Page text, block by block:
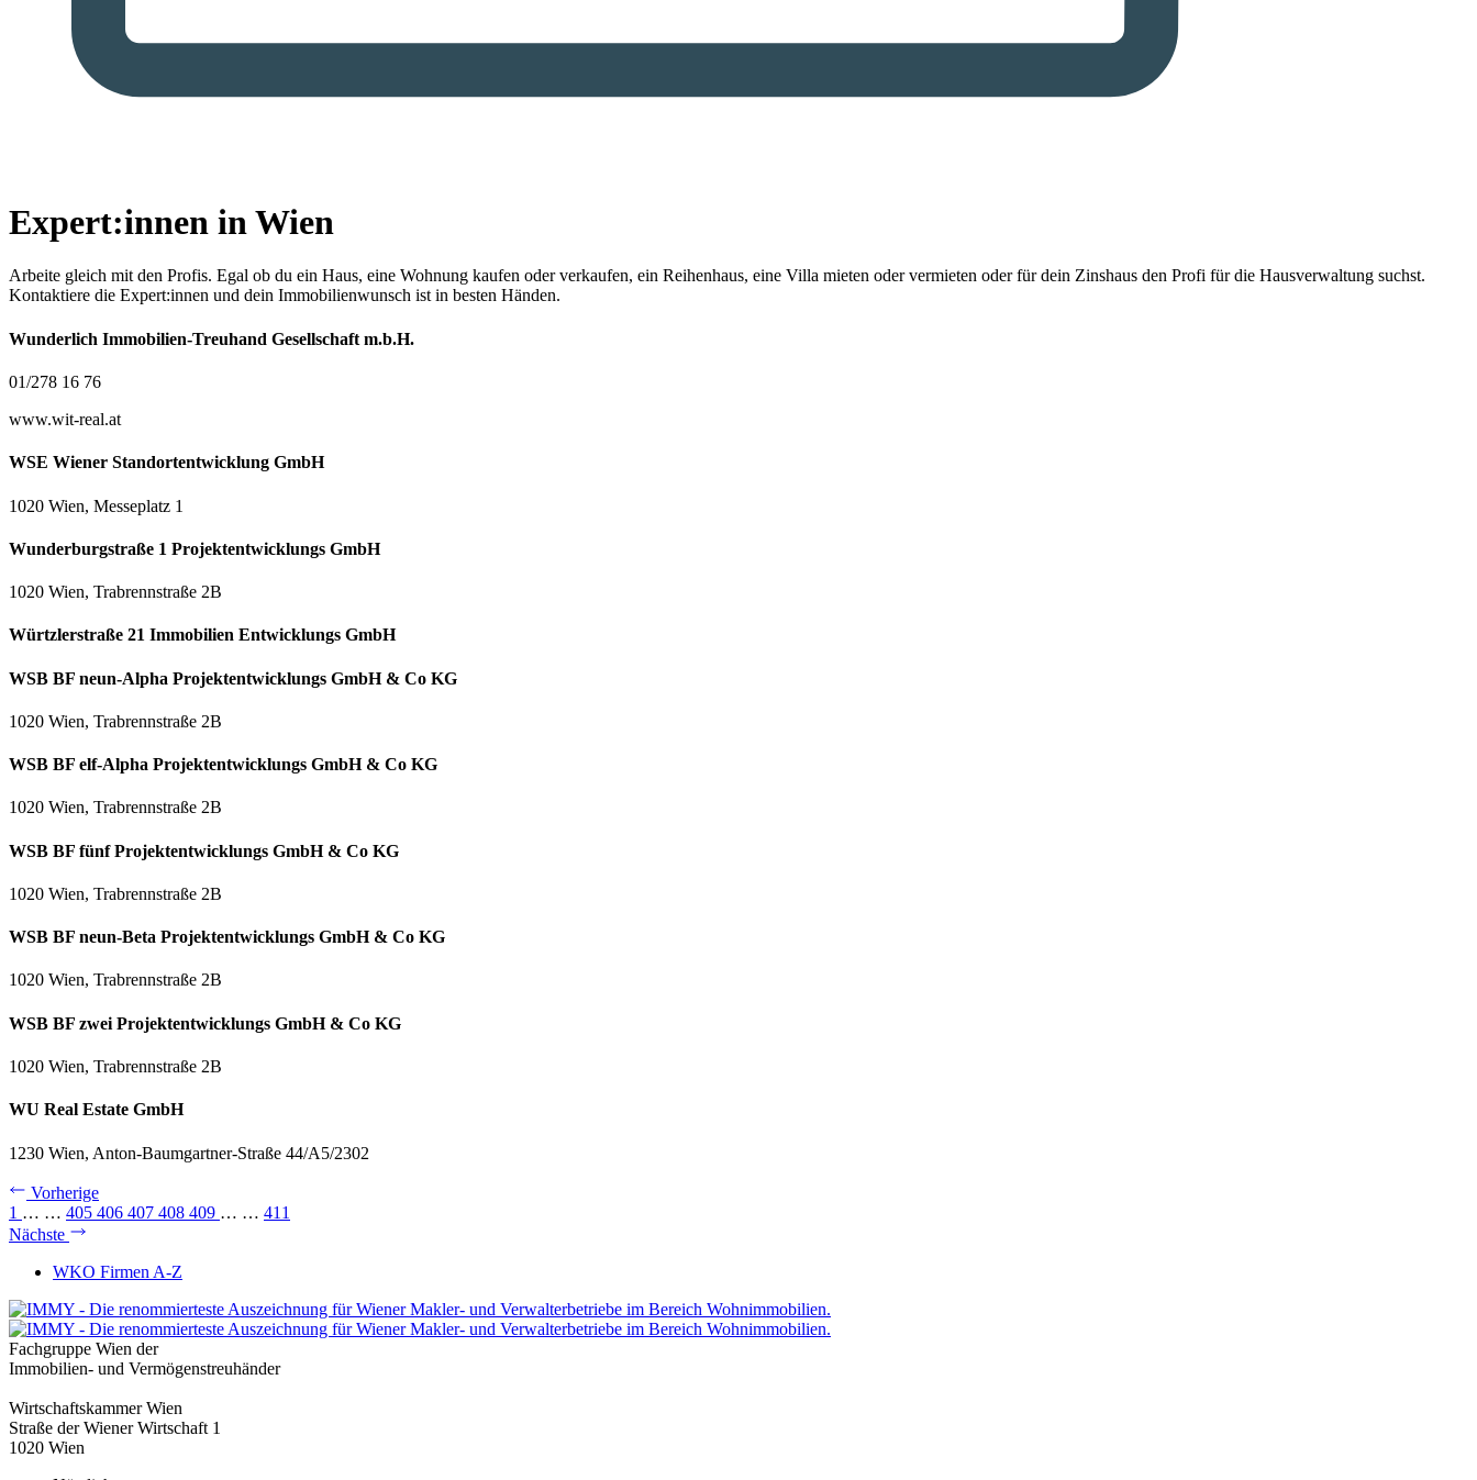
Expert:innen in Wien
Arbeite gleich mit den Profis. Egal ob du ein Haus, eine Wohnung kaufen oder verkaufen, ein Reihenhaus, eine Villa mieten oder vermieten oder für dein Zinshaus den Profi für die Hausverwaltung suchst.
Kontaktiere die Expert:innen und dein Immobilienwunsch ist in besten Händen.
Wunderlich Immobilien-Treuhand Gesellschaft m.b.H.
01/278 16 76
www.wit-real.at
WSE Wiener Standortentwicklung GmbH
1020 Wien, Messeplatz 1
Wunderburgstraße 1 Projektentwicklungs GmbH
1020 Wien, Trabrennstraße 2B
Würtzlerstraße 21 Immobilien Entwicklungs GmbH
WSB BF neun-Alpha Projektentwicklungs GmbH & Co KG
1020 Wien, Trabrennstraße 2B
WSB BF elf-Alpha Projektentwicklungs GmbH & Co KG
1020 Wien, Trabrennstraße 2B
WSB BF fünf Projektentwicklungs GmbH & Co KG
1020 Wien, Trabrennstraße 2B
WSB BF neun-Beta Projektentwicklungs GmbH & Co KG
1020 Wien, Trabrennstraße 2B
WSB BF zwei Projektentwicklungs GmbH & Co KG
1020 Wien, Trabrennstraße 2B
WU Real Estate GmbH
1230 Wien, Anton-Baumgartner-Straße 44/A5/2302
Vorherige
1 … … 405 406 407 408 409 … … 411
Nächste
WKO Firmen A-Z
Fachgruppe Wien der
Immobilien- und Vermögenstreuhänder
Wirtschaftskammer Wien
Straße der Wiener Wirtschaft 1
1020 Wien